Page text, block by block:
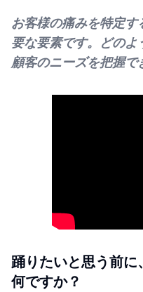
お客様の痛みを特定
要な要素です。どの
顧客のニーズを把握で
踊りたいと思う前
何ですか？